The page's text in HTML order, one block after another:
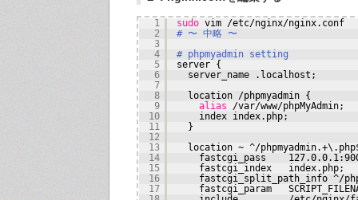
1
2
3
4
5
6
7
8
9
10
11
12
13
14
15
16
17
sudo vim /etc/nginx/nginx.conf
# 〜 中略 〜
# phpmyadmin setting
server {
server_name .localhost;
location /phpmyadmin {
alias
/var/www/phpMyAdmin;
index index.php;
}
location ~ ^/phpmyadmin
fastcgi_pass
fastcgi_index   index.php;
fastcgi_split_path_info ^/
fastcgi_param